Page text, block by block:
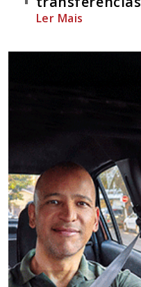
Ler Mais